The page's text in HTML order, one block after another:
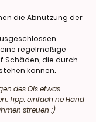
die Abnutzung der
regelmäßige
Schäden, die durch
können.
des Öls etwas
Tipp: einfach ne Hand
streuen ;)